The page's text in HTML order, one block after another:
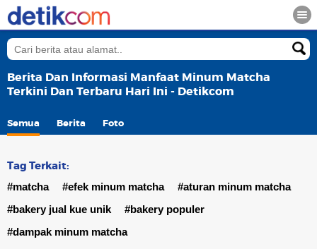
Berita Dan Informasi Manfaat Minum Matcha
Terkini Dan Terbaru Hari Ini - Detikcom
Semua Berita Foto
Tag Terkait:
#matcha #efek minum matcha
#aturan minum matcha
#bakery jual kue unik
#bakery populer
#dampak minum matcha